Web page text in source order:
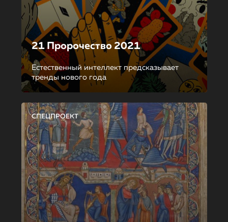
21 Пророчество 2021
Естественный интеллект предсказывает
тренды нового года
СПЕЦПРОЕКТ